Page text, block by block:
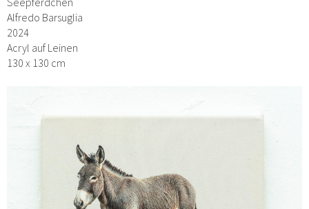
Alfredo Barsuglia
2024
Acryl auf Leinen
130 x 130 cm